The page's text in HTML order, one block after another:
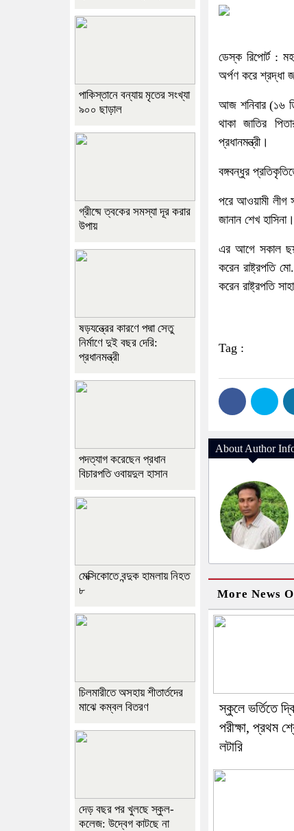
ডেস্ক রিপোর্ট :
অর্পণ করে শ্রদ্ধা
আজ শনিবার (১৬
থাকা জাতির
প্রধানমন্ত্রী।
বঙ্গবন্ধুর
পরে আওয়ামী লীগ
জানান শেখ হাসিনা।
এর আগে সকাল
করেন রাষ্ট্রপতি
করেন রাষ্ট্রপতি
Tag :
About Author
More News
স্কুলে ভর্তিতে
পরীক্ষা, প্রথম
লটারি
পাকিস্তানে বন্যায় মৃতের সংখ্যা
৯০০ ছাড়াল
গ্রীষ্মে ত্বকের সমস্যা দূর করার
উপায়
ষড়যন্ত্রের কারণে পদ্মা সেতু
নির্মাণে দুই বছর দেরি:
প্রধানমন্ত্রী
পদত্যাগ করেছেন প্রধান
বিচারপতি ওবায়দুল হাসান
মেক্সিকোতে বন্দুক হামলায় নিহত
৮
চিলমারীতে অসহায় শীতার্তদের
মাঝে কম্বল বিতরণ
দেড় বছর পর খুলছে স্কুল-
কলেজ: উদ্বেগ কাটছে না